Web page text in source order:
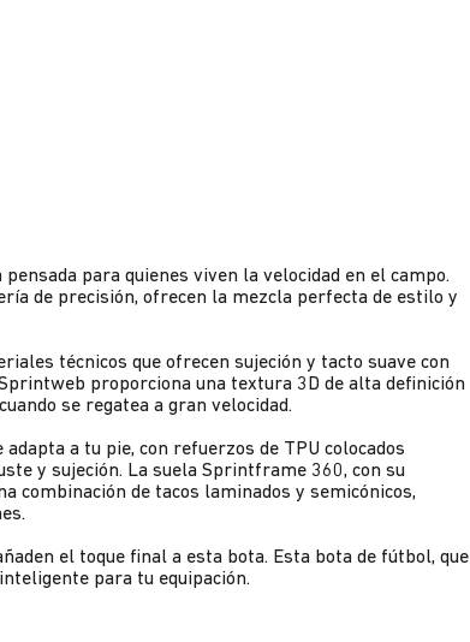
para quienes viven la velocidad en el campo.
de precisión, ofrecen la mezcla perfecta de estilo y
técnicos que ofrecen sujeción y tacto suave con
proporciona una textura 3D de alta definición
se regatea a gran velocidad.
a tu pie, con refuerzos de TPU colocados
y sujeción. La suela Sprintframe 360, con su
combinación de tacos laminados y semicónicos,
el toque final a esta bota. Esta bota de fútbol, que
para tu equipación.